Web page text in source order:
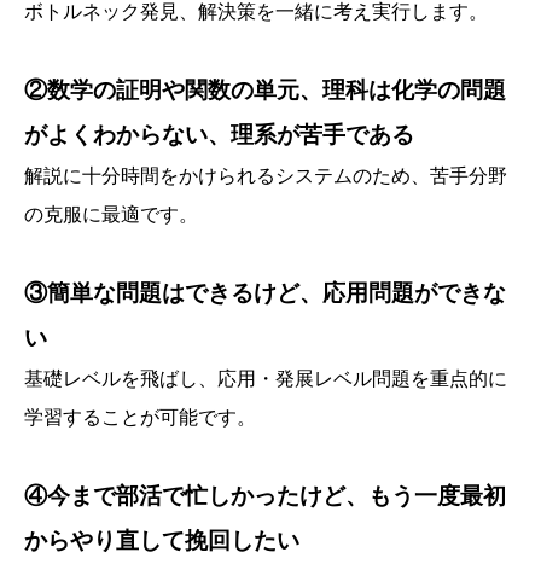
ボトルネック発見、解決策を一緒に考え実行します。
②数学の証明や関数の単元、理科は化学の問題
がよくわからない、理系が苦手である
解説に十分時間をかけられるシステムのため、苦手分野
の克服に最適です。
③簡単な問題はできるけど、応用問題ができな
い
基礎レベルを飛ばし、応用・発展レベル問題を重点的に
学習することが可能です。
④今まで部活で忙しかったけど、もう一度最初
からやり直して挽回したい